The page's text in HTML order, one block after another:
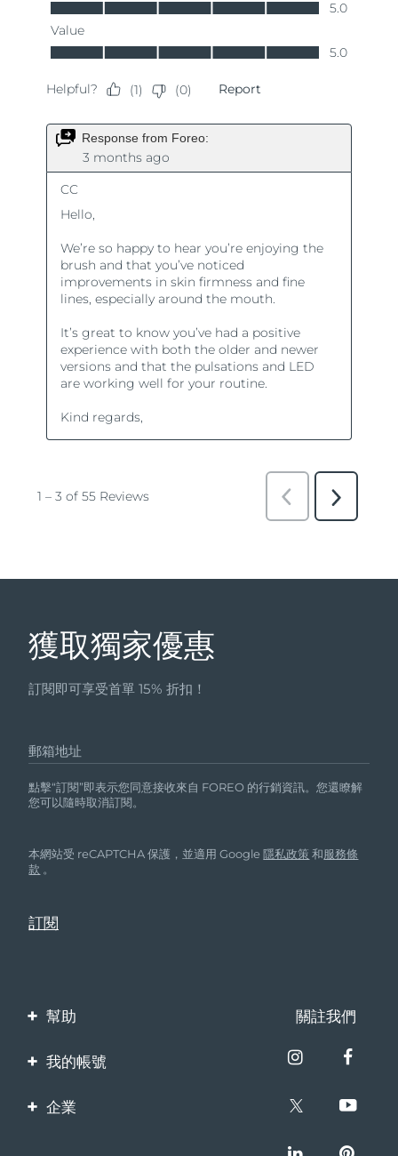
獲取獨家優惠
訂閱即可享受首單 15% 折扣！
郵箱地址
點擊“訂閱”即表示您同意接收來自 FOREO 的行銷資訊。您還瞭解
您可以隨時取消訂閱。
本網站受 reCAPTCHA 保護，並適用 Google隱私政策 和服務條
款 。
幫助
聯繫我們
保修與退換貨
關註我們
我的帳號
產品註冊
企業